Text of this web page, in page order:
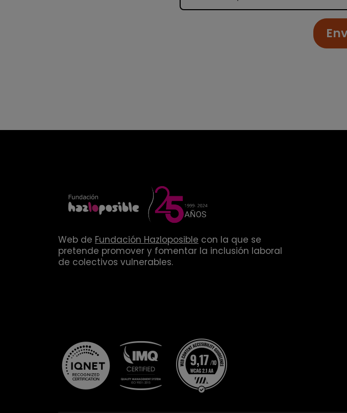
Web de Fundación Hazloposible con la que se
pretende promover y fomentar la inclusión laboral
de colectivos vulnerables.